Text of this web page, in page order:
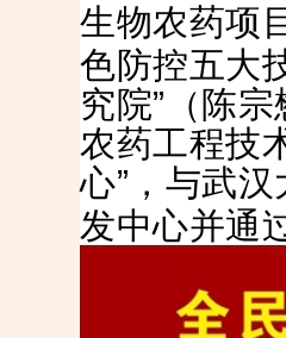
生物农药项
色防控五大
究院”（陈
农药工程技
心”，与武
发中心并通